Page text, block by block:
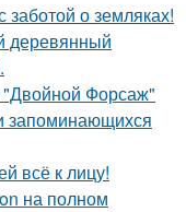
о земляках!
деревянный
"Двойной Форсаж"
запоминающихся
всё к лицу!
на полном